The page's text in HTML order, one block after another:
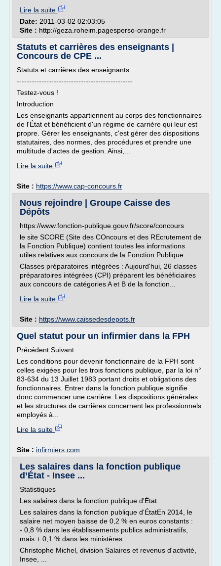
Lire la suite
Date: 2011-03-02 02:03:05
Site : http://geza.roheim.pagesperso-orange.fr
Statuts et carrières des enseignants |
Concours de CPE ...
Statuts et carrières des enseignants
-----------------------------------------------
Testez-vous !
Introduction
Les enseignants appartiennent au corps des fonctionnaires
de l'État et bénéficient d'un régime de carrière qui leur est
propre. Gérer les enseignants, c'est gérer des dispositions
statutaires, des normes, des procédures et prendre une
multitude d'actes de gestion. Ainsi,...
Lire la suite
Site : https://www.cap-concours.fr
Nous rejoindre | Groupe Caisse des
Dépôts
https://www.fonction-publique.gouv.fr/score/concours
le site SCORE (Site des COncours et des REcrutement de
la Fonction Publique) contient toutes les informations
utiles relatives aux concours de la Fonction Publique.
Classes préparatoires intégrées : Aujourd'hui, 26 classes
préparatoires intégrées (CPI) préparent les bénéficiaires
aux concours de catégories A et B de la fonction...
Lire la suite
Site : https://www.caissedesdepots.fr
Quel statut pour un infirmier dans la FPH
Précédent Suivant
Les conditions pour devenir fonctionnaire de la FPH sont
celles exigées pour les trois fonctions publique, par la loi n°
83-634 du 13 Juillet 1983 portant droits et obligations des
fonctionnaires. Entrer dans la fonction publique signifie
donc commencer une carrière. Les dispositions générales
et les structures de carrières concernent les professionnels
employés à...
Lire la suite
Site : infirmiers.com
Les salaires dans la fonction publique
d’État - Insee ...
Statistiques
Les salaires dans la fonction publique d'État
Les salaires dans la fonction publique d'ÉtatEn 2014, le
salaire net moyen baisse de 0,2 % en euros constants :
- 0,8 % dans les établissements publics administratifs,
mais + 0,1 % dans les ministères.
Christophe Michel, division Salaires et revenus d'activité,
Insee, ...